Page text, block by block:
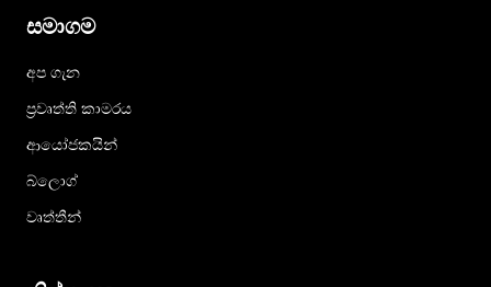
සමාගම
අප ගැන
ප්‍රවෘත්ති කාමරය
ආයෝජකයින්
බ්ලොග්
වෘත්තීන්